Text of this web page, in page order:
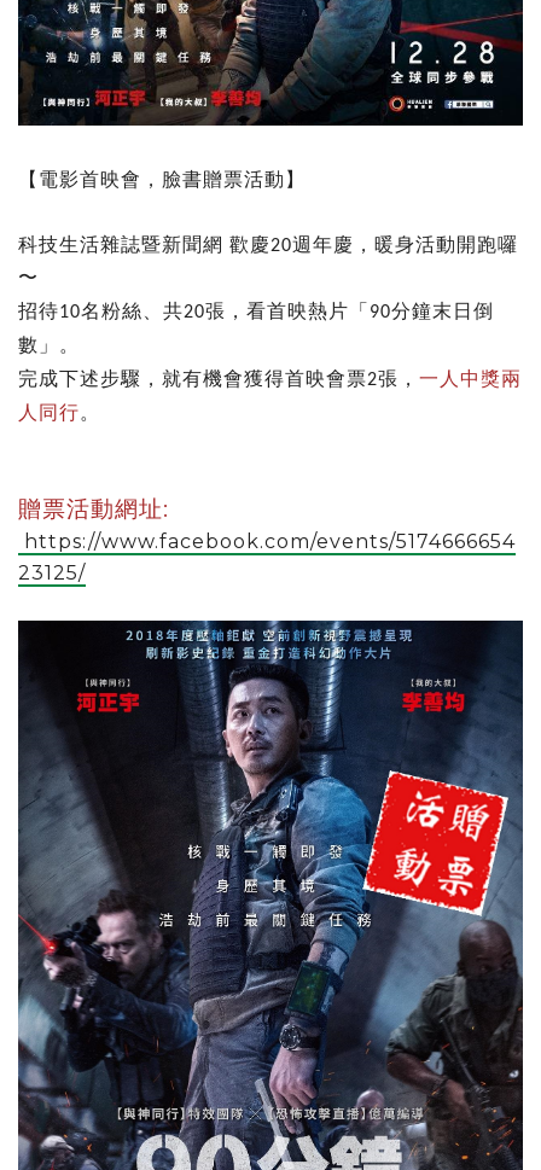
【電影首映會，臉書贈票活動】
科技生活雜誌暨新聞網 歡慶20週年慶，暖身活動開跑囉
〜
招待10名粉絲、共20張，看首映熱片 「 90分鐘末日倒
數 」 。
完成下述步驟，就有機會獲得首映會票2張， 一人中獎兩
人同行。
贈票活動網址:
https://www.facebook.com/events/5174666654
23125/